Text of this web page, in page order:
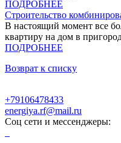
ПОДРОБНЕЕ
Строительство
В настоящий момент все
квартиру на дом в
ПОДРОБНЕЕ
Возврат к списку
+79106478433
energiya.rf@mail.ru
Соц сети и мессенджеры: